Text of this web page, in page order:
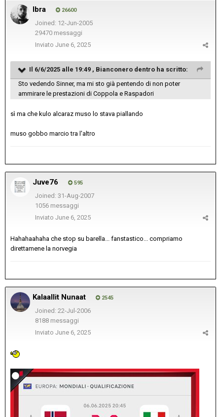
Ibra 26600
Joined: 12-Jun-2005
29470 messaggi
Inviato June 6, 2025
Il 6/6/2025 alle 19:49 , Bianconero dentro ha scritto:
Sto vedendo Sinner, ma mi sto già pentendo di non poter
ammirare le prestazioni di Coppola e Raspadori
sì ma che kulo alcaraz muso lo stava piallando
muso gobbo marcio tra l'altro
Juve76 595
Joined: 31-Aug-2007
1056 messaggi
Inviato June 6, 2025
Hahahaahaha che stop su barella... fanstastico... compriamo
direttamene la norvegia
Kalaallit Nunaat 2545
Joined: 22-Jul-2006
8188 messaggi
Inviato June 6, 2025